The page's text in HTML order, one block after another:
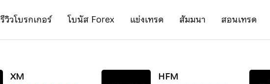
รีวิวโบรกเกอร์ โบนัส Forex แข่งเทรด สัมมนา สอนเทรด
XM HFM